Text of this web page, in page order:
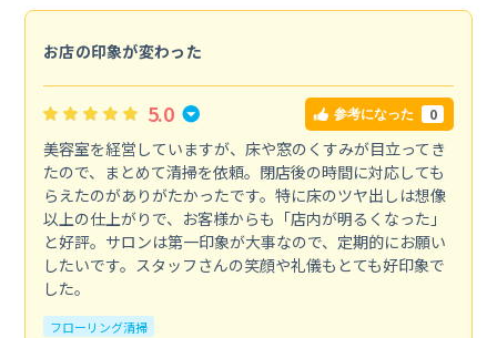
お店の印象が変わった
5.0 参考になった 0
美容室を経営していますが、床や窓のくすみが目立ってき
たので、まとめて清掃を依頼。閉店後の時間に対応しても
らえたのがありがたかったです。特に床のツヤ出しは想像
以上の仕上がりで、お客様からも「店内が明るくなった」
と好評。サロンは第一印象が大事なので、定期的にお願い
したいです。スタッフさんの笑顔や礼儀もとても好印象で
した。
フローリング清掃